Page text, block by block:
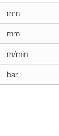
mm
mm
m/min
bar